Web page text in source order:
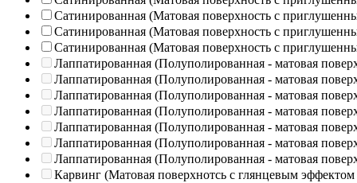
Сатинированная (Матовая поверхность с
Сатинированная (Матовая поверхность с
Сатинированная (Матовая поверхность с
Лаппатированная (Полуполированная - матовая
Лаппатированная (Полуполированная - матовая
Лаппатированная (Полуполированная - матовая
Лаппатированная (Полуполированная - матовая
Лаппатированная (Полуполированная - матовая
Лаппатированная (Полуполированная - матовая
Лаппатированная (Полуполированная - матовая
Карвинг (Матовая поверхнотсь с глянцевым эффектом